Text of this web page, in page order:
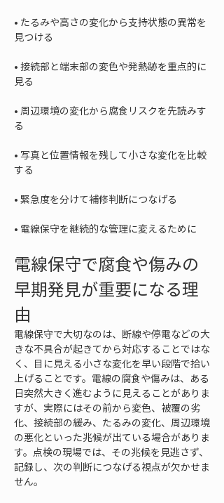
• たるみや高さの変化から支持状態の異常を
• 接続部と端末部の変色や発熱跡を重点的に
• 周辺環境の変化から腐食リスクを先読みす
• 写真と位置情報を残して小さな変化を比較
•
• 電線保守を継続的な管理に変えるために
電線保守で腐食や傷みの
早期発見が重要になる理
由
電線保守で大切なのは、断線や停電などの大
きな不具合が起きてから対応することではな
く、目に見える小さな変化を早い段階で拾い
上げることです。電線の腐食や傷みは、ある
日突然大きく進むように見えることがありま
すが、実際にはその前から変色、被覆の劣
化、接続部の緩み、たるみの変化、周辺環境
の悪化といった兆候が出ている場合がありま
す。点検の現場では、その兆候を見逃さず、
記録し、次の判断につなげる視点が欠かせま
せん。